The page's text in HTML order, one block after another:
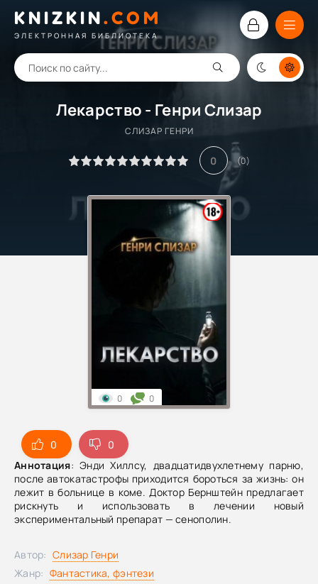
KNIZKIN. COM
ЭЛЕКТРОННАЯ БИБЛИОТЕКА
Лекарство - Генри Слизар
СЛИЗАР ГЕНРИ
0 (0)
0
0
Аннотация: Энди Хиллсу, двадцатидвухлетнему парню,
после автокатастрофы приходится бороться за жизнь: он
лежит в больнице в коме. Доктор Бернштейн предлагает
рискнуть и использовать в лечении новый
экспериментальный препарат — сенополин.
0 0
Автор: Слизар Генри
Жанр: Фантастика, фэнтези